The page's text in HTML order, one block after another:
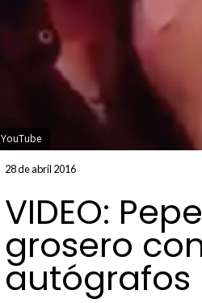
YouTube
28 de abril 2016
VIDEO:
grosero
autógrafos